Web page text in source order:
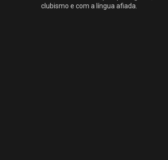
clubismo e com a língua afiada.